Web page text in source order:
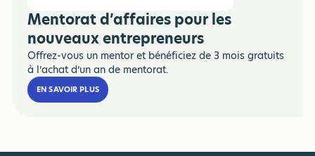
Mentorat d’affaires pour les
nouveaux entrepreneurs
Offrez-vous un mentor et bénéficiez de 3 mois gratuits
à l’achat d’un an de mentorat.
EN SAVOIR PLUS